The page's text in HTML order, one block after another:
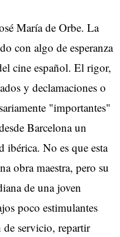
María de Orbe. La
con algo de esperanza
cine español. El rigor,
y declamaciones o
"importantes"
Barcelona un
ibérica. No es que esta
obra maestra, pero su
de una joven
poco estimulantes
de servicio, repartir